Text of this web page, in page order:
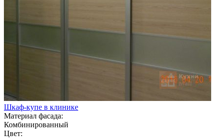
Шкаф-купе в клинике
Материал фасада:
Комбинированный
Цвет: